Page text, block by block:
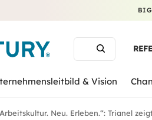
& Vision
Neu. Erleben.“: Trianel